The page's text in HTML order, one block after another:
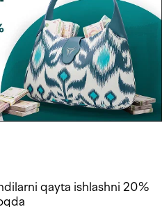
qayta ishlashni 20%